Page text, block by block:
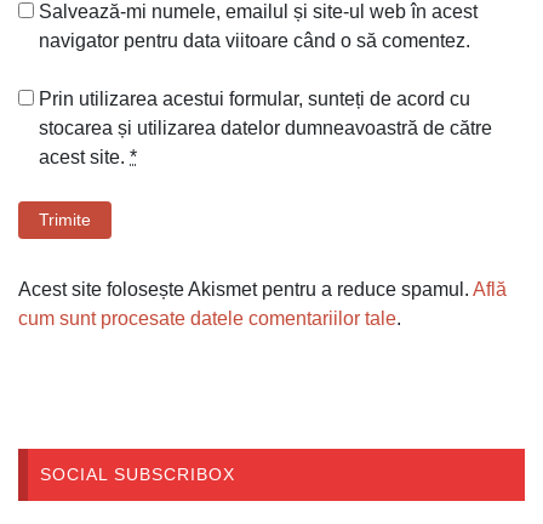
Salvează-mi numele, emailul și site-ul web în acest
navigator pentru data viitoare când o să comentez.
Prin utilizarea acestui formular, sunteți de acord cu
stocarea și utilizarea datelor dumneavoastră de către
acest site. *
Trimite
Acest site folosește Akismet pentru a reduce spamul. Află
cum sunt procesate datele comentariilor tale.
SOCIAL SUBSCRIBOX